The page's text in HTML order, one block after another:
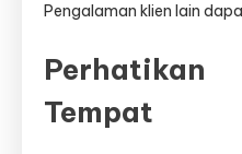
Pengalaman klien lain
Tempat